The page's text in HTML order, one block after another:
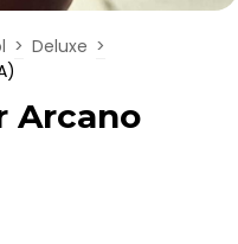
> Deluxe >
Arcano